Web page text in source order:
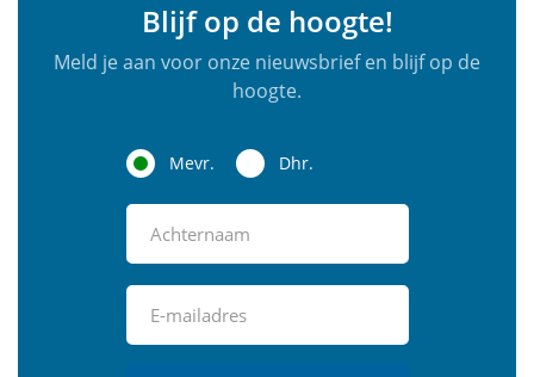
Blijf op de hoogte!
Meld je aan voor onze nieuwsbrief en blijf op de
hoogte.
Mevr. Dhr.